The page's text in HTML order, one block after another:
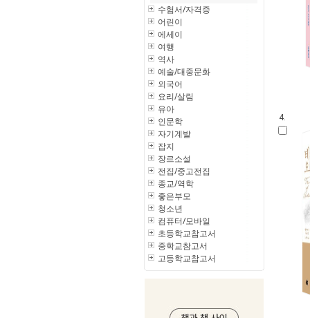
수험서/자격증
어린이
에세이
여행
역사
예술/대중문화
외국어
요리/살림
유아
인문학
자기계발
잡지
장르소설
전집/중고전집
종교/역학
좋은부모
청소년
컴퓨터/모바일
초등학교참고서
중학교참고서
고등학교참고서
4.